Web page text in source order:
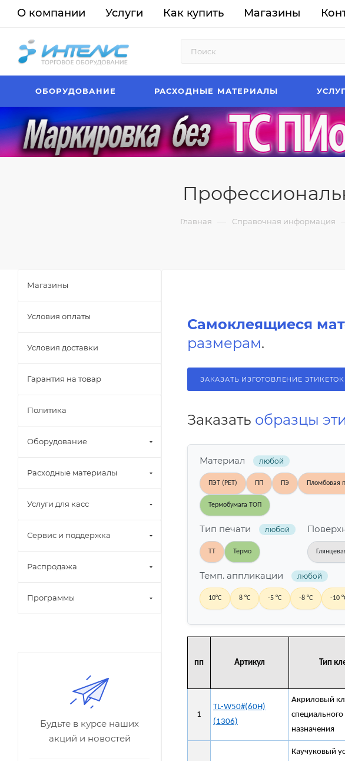
О компании Услуги Как купить Магазины
ОБОРУДОВАНИЕ РАСХОДНЫЕ МАТЕРИАЛЫ
Главная — Справочная информация
Самоклеящиеся
размерам.
ЗАКАЗАТЬ ИЗГОТОВЛЕНИЕ ЭТИКЕТОК
Заказать образцы
Материал любой
ПЭТ (PET) ПП ПЭ Пломбовая
Термобумага ТОП
Тип печати любой
ТТ Термо
Темп. аппликации любой
10°C 8 °C -5 °C -8 °C -10
пп Артикул Тип
1
TL-W50#(60H)
(1306)
Акриловый
специального
назначения
Каучуковый
Магазины
Условия оплаты
Условия доставки
Гарантия на товар
Политика
Оборудование
Расходные материалы
Услуги для касс
Сервис и поддержка
Распродажа
Программы
Будьте в курсе наших
акций и новостей